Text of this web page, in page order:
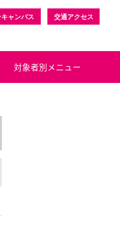
ャンパス 交通アクセス
対象者別メニュー